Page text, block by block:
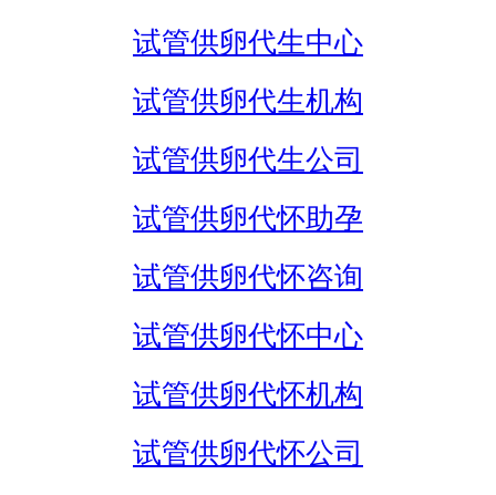
试管供卵代生中心
试管供卵代生机构
试管供卵代生公司
试管供卵代怀助孕
试管供卵代怀咨询
试管供卵代怀中心
试管供卵代怀机构
试管供卵代怀公司